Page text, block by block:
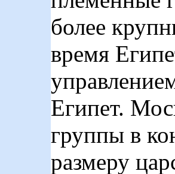
более
время
Египет.
группы в
размеру